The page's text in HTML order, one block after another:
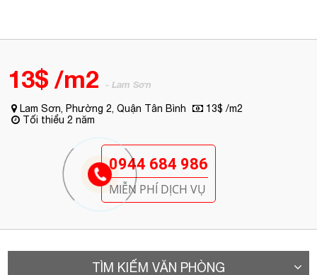
13$ /m2 - Lam Sơn
Lam Sơn, Phường 2, Quận Tân Bình
13$ /m2
Tối thiểu 2 năm
0944 684 986
MIỄN PHÍ DỊCH VỤ